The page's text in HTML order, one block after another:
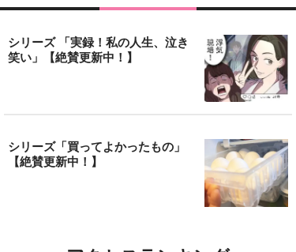
シリーズ 「実録！私の人生、泣き
笑い」【絶賛更新中！】
シリーズ「買ってよかったもの」
【絶賛更新中！】